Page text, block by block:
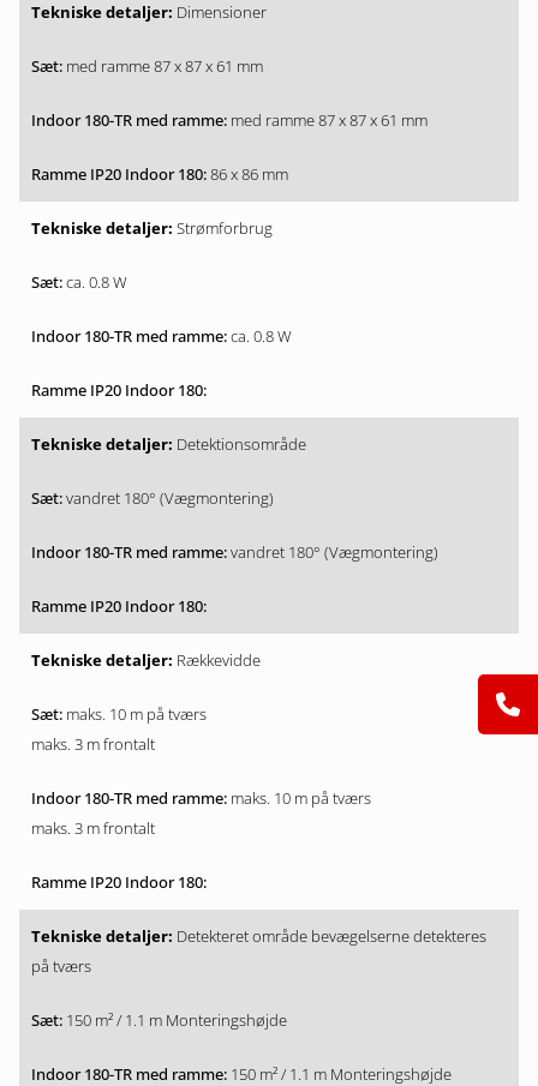
Dimensioner
med ramme 87 x 87 x 61 mm
med ramme 87 x 87 x 61 mm
86 x 86 mm
Strømforbrug
ca. 0.8 W
ca. 0.8 W
Detektionsområde
vandret 180° (Vægmontering)
vandret 180° (Vægmontering)
Rækkevidde
maks. 10 m på tværs
maks. 3 m frontalt
maks. 10 m på tværs
maks. 3 m frontalt
Detekteret område bevægelserne detekteres
på tværs
150 m² / 1.1 m Monteringshøjde
150 m² / 1.1 m Monteringshøjde